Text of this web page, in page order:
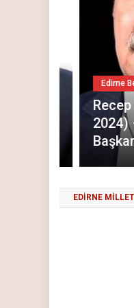
Edirne
Recep
2024) –
EDİRNE